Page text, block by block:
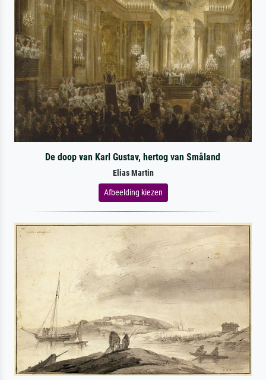
De doop van Karl Gustav, hertog van Småland
Elias Martin
Afbeelding kiezen